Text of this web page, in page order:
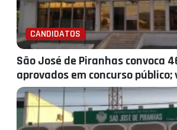
CANDIDATOS
São José de Piranhas convoca
aprovados em concurso